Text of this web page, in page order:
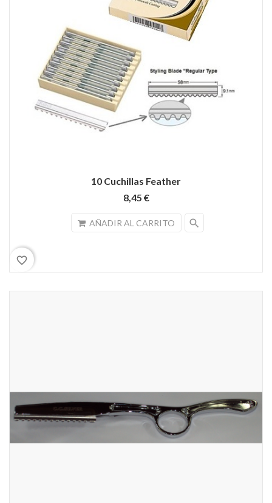
10 Cuchillas Feather
8,45 €
AÑADIR AL CARRITO search
favorite_border